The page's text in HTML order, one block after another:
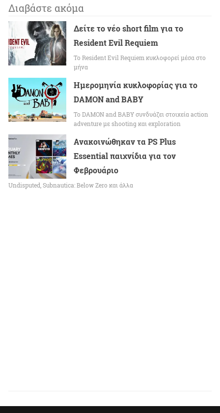
Διαβάστε ακόμα
Δείτε το νέο short film για το
Resident Evil Requiem
To Resident Evil Requiem κυκλοφορεί μέσα στο
μήνα
Ημερομηνία κυκλοφορίας για το
DAMON and BABY
Το DAMON and BABY συνδυάζει στοιχεία action
adventure με shooting και exploration
Ανακοινώθηκαν τα PS Plus
Essential παιχνίδια για τον
Φεβρουάριο
Undisputed, Subnautica: Below Zero και άλλα